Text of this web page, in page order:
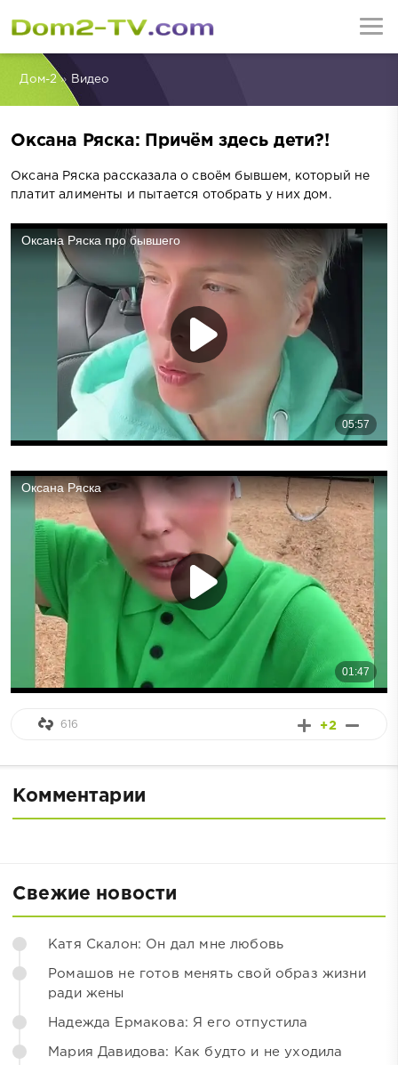
Дом-2» Видео
Оксана Ряска: Причём здесь дети?!
Оксана Ряска рассказала о своём бывшем, который не
платит алименты и пытается отобрать у них дом.
+2
616
Комментарии
Свежие новости
Катя Скалон: Он дал мне любовь
Ромашов не готов менять свой образ жизни
ради жены
Надежда Ермакова: Я его отпустила
Мария Давидова: Как будто и не уходила